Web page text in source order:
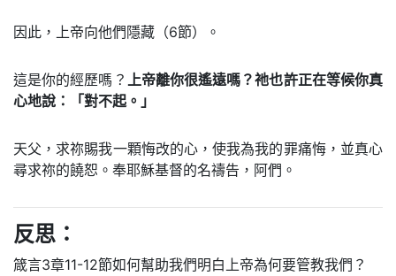
因此，上帝向他們隱藏（6節）。
這是你的經歷嗎？ 上帝離你很遙遠嗎？祂也許正在等候你真
心地說：「對不起。」
天父，求祢賜我一顆悔改的心，使我為我的罪痛悔，並真心
尋求祢的饒恕。奉耶穌基督的名禱告，阿們。
反思：
箴言3章11-12節如何幫助我們明白上帝為何要管教我們？